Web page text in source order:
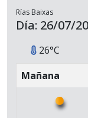
Rías Baixas
Día: 26/07/
26°C
Mañana